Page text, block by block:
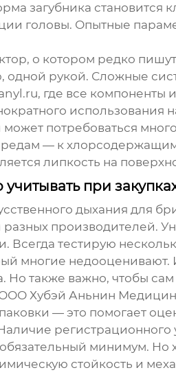
загубника
головы. Опытные
о котором редко
одной рукой. Сложные
, где все компоненты
использования
потребоваться
— к
липкость на
при
дыхания для
производителей.
Всегда тестирую
многие недооценивают.
Но также важно, чтобы
Хубэй Аньнин
— это помогает
минимум. Но
стойкость и